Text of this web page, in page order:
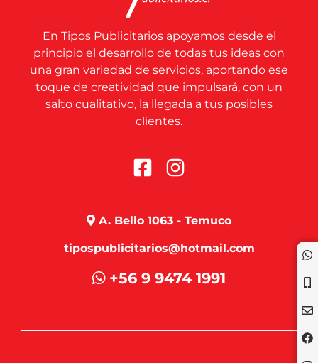
En Tipos Publicitarios apoyamos desde el
principio el desarrollo de todas tus ideas con
una gran variedad de servicios, aportando ese
toque de creatividad que impulsará, con un
salto cualitativo, la llegada a tus posibles
clientes.
A. Bello 1063 - Temuco
tipospublicitarios@hotmail.com
+56 9 9474 1991